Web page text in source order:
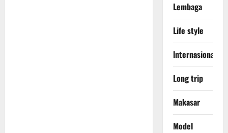
Lembaga
Life style
lnternasional
Long trip
Makasar
Model